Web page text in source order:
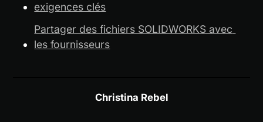
exigences clés
Partager des fichiers SOLIDWORKS avec
les fournisseurs
Christina Rebel